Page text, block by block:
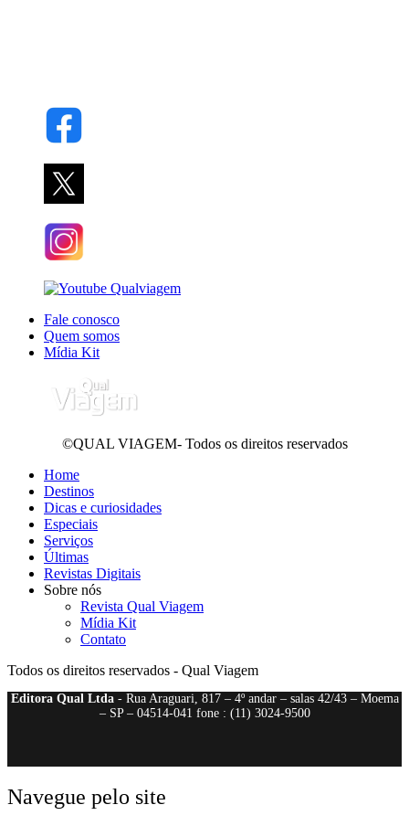
Fale conosco
Quem somos
Mídia Kit
©QUAL VIAGEM- Todos os direitos reservados
Home
Destinos
Dicas e curiosidades
Especiais
Serviços
Últimas
Revistas Digitais
Sobre nós
Revista Qual Viagem
Mídia Kit
Contato
Todos os direitos reservados - Qual Viagem
Editora Qual Ltda- Rua Araguari, 817 – 4º andar – salas 42/43 – Moema
– SP – 04514-041 fone : (11) 3024-9500
Navegue pelo site